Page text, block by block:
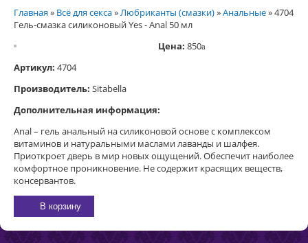
Главная» Всё для секса»Любриканты (смазки)»Анальные»4704
Гель-смазка силиконовый Yes - Anal 50 мл
Цена: 850a
Артикул: 4704
Производитель: Sitabella
Дополнительная информация:
Anal – гель анальный на силиконовой основе с комплексом
витаминов и натуральными маслами лаванды и шалфея.
Приоткроет дверь в мир новых ощущений. Обеспечит наиболее
комфортное проникновение. Не содержит красящих веществ,
консервантов.
В корзину